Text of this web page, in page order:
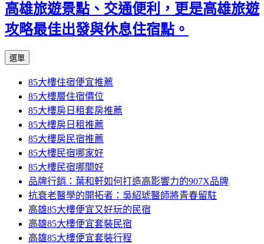
高雄旅遊景點、交通便利，更是高雄旅遊
攻略最佳出發與休息住宿點。
選單
內
容
區
85大樓住宿便宜推薦
85大樓層住宿價位
85大樓房日租套房推薦
85大樓房日租推薦
85大樓房民宿推薦
85大樓民宿哪家好
85大樓民宿哪間好
品牌行銷：葉和軒如何打造高影響力的907X品牌
抗衰老醫學的開拓者：吳紹琥醫師將青春留駐
高雄85大樓便宜又好玩的民宿
高雄85大樓便宜套裝民宿
高雄85大樓便宜套裝行程